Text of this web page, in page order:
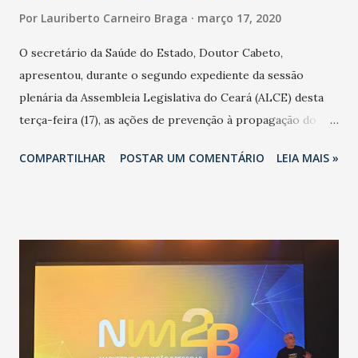
Por Lauriberto Carneiro Braga março 17, 2020
O secretário da Saúde do Estado, Doutor Cabeto,
apresentou, durante o segundo expediente da sessão
plenária da Assembleia Legislativa do Ceará (ALCE) desta
terça-feira (17), as ações de prevenção à propagação do
adotadas pelo Governo do Estado na contenção da
população suspeita e de cuidados com os ambientes
públicos e domiciliares. “Nós não estamos vivendo uma
epidemia comum, como temos em todos os anos, com
aumento de casos de dengue, influenza ou H1N1. Trata-se
de uma epidemia com um vírus diferente, com um poder de
COMPARTILHAR POSTAR UM COMENTÁRIO LEIA MAIS »